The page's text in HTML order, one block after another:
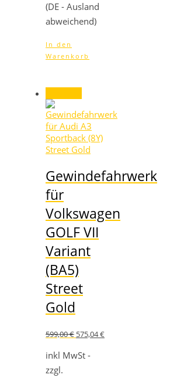
(DE - Ausland
abweichend)
In den
Warenkorb
Gewindefahrwerk
für
Volkswagen
GOLF VII
Variant
(BA5)
Street
Gold
599,00€ Ursprünglicher
war:
575,04€Aktueller
inkl MwSt -
zzgl.